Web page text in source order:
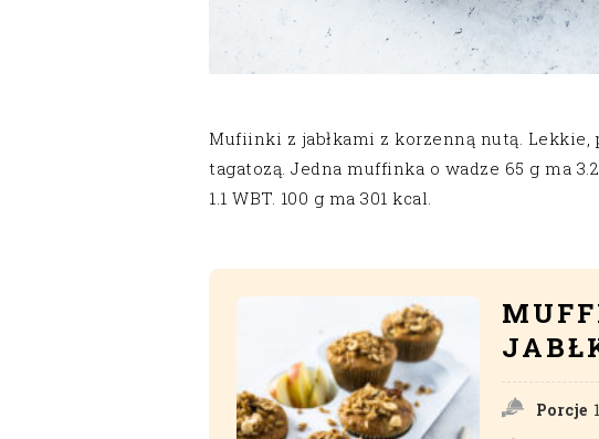
Mufiinki z jabłkami z korzenną nutą. Lekkie,
tagatozą. Jedna muffinka o wadze 65 g ma
1.1 WBT. 100 g ma 301 kcal.
Porcje